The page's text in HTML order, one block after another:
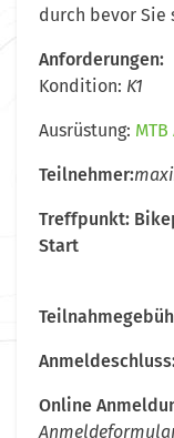
durch bevor Sie
Anforderungen:
Kondition: K1
Ausrüstung:
Teilnehmer:
Treffpunkt:
Start
Online